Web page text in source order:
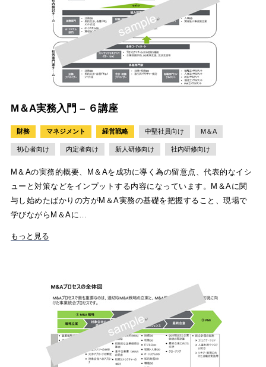
M＆A実務入門 – ６講座
財務 マネジメント 経営戦略 中堅社員向け M＆A
初心者向け 内定者向け 新人研修向け 社内研修向け
M＆Aの実務的概要、M＆Aを成功に導く為の留意点、代表的なイシ
ューと対策などをインプットする内容になっています。M＆Aに関
与し始めたばかりの方がM＆A実務の基礎を把握すること、現場で
学びながらM＆Aに…
もっと見る